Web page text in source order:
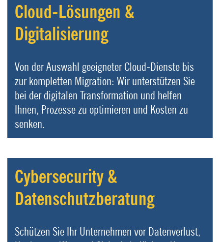
Cloud-Lösungen &
Digitalisierung
Von der Auswahl geeigneter Cloud-Dienste bis
zur kompletten Migration: Wir unterstützen Sie
bei der digitalen Transformation und helfen
Ihnen, Prozesse zu optimieren und Kosten zu
senken.
Cybersecurity &
Datenschutzberatung
Schützen Sie Ihr Unternehmen vor Datenverlust,